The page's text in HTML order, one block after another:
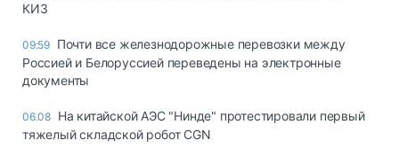
КИЗ
09:59 Почти все железнодорожные перевозки между
Россией и Белоруссией переведены на электронные
документы
06.08 На китайской АЭС "Нинде" протестировали первый
тяжелый складской робот CGN